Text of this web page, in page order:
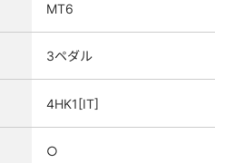
MT6
3ペダル
4HK1[IT]
○